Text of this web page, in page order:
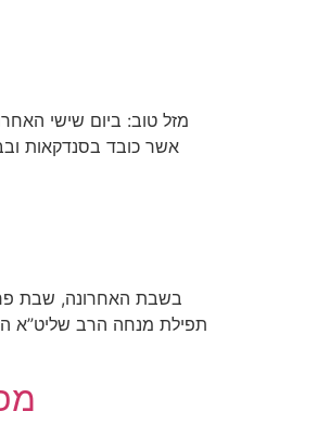
מזל טוב: ביום שישי
אשר כובד בסנדקאות
בשבת האחרונה, שבת
תפילת מנחה הרב שליט”א